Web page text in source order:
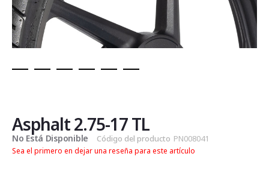
de
la
galería
de
Asphalt 2.75-17 TL
No Está Disponible Código del producto PN008041
Sea el primero en dejar una reseña para este artículo